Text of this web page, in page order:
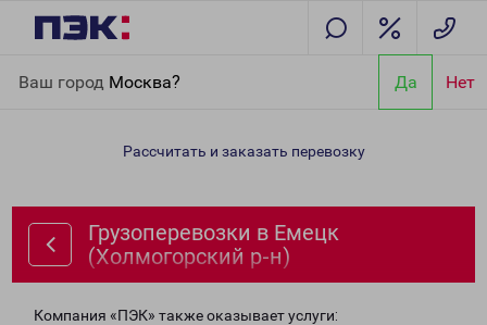
Ваш город Москва? Да Нет
(Холмогорский р-н)
Рассчитать и заказать перевозку
Грузоперевозки в Емецк
(Холмогорский р-н)
Компания «ПЭК» также оказывает услуги: